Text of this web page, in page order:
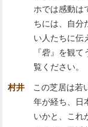
ホでは感動は
ちには、自分
い人たちに伝
『砦』を観
覧ください。
村井 この芝居は若
年が経ち、日
いかと、これ